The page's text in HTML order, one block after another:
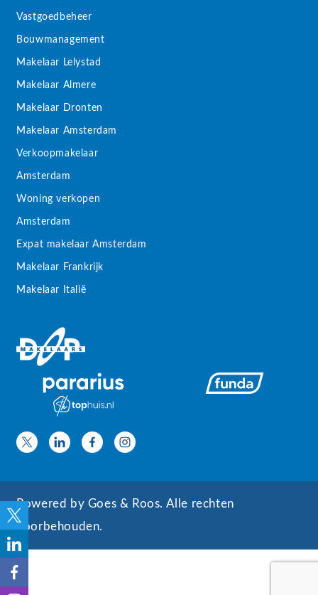
Vastgoedbeheer
Bouwmanagement
Makelaar Lelystad
Makelaar Almere
Makelaar Dronten
Makelaar Amsterdam
Verkoopmakelaar
Amsterdam
Woning verkopen
Amsterdam
Expat makelaar Amsterdam
Makelaar Frankrijk
Makelaar Italië
Powered by Goes & Roos. Alle rechten
voorbehouden.